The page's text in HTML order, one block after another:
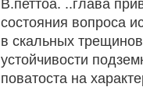
В.петтоа. ..глава
состояния вопроса
в скальных
устойчивости
поватоста на